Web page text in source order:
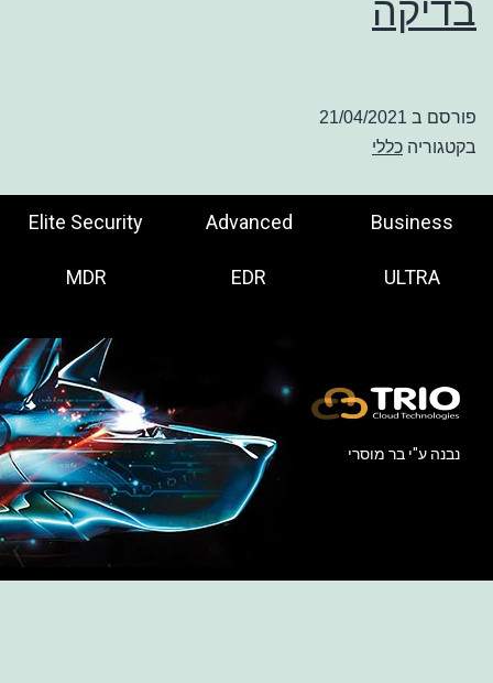
בדיקה
פורסם ב 21/04/2021
בקטגוריה כללי
Business
Advanced
Elite Security
ULTRA
EDR
MDR
נבנה ע"י בר מוסרי